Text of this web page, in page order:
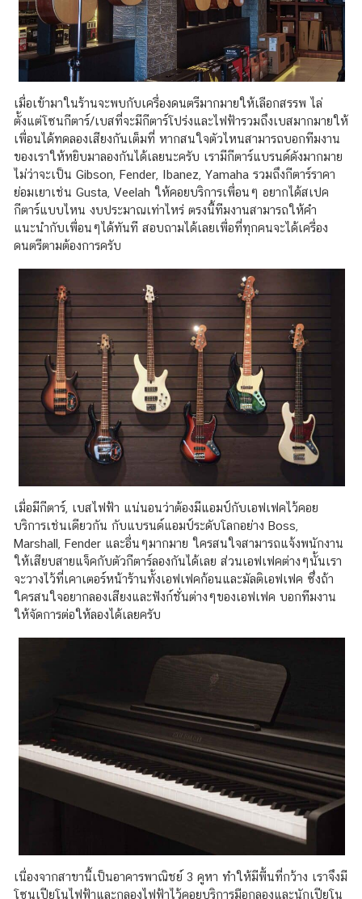
เมื่อเข้ามาในร้านจะพบกับเครื่องดนตรีมากมายให้เลือกสรรพ ไล่
ตั้งแต่โซนกีตาร์/เบสที่จะมีกีตาร์โปร่งและไฟฟ้ารวมถึงเบสมากมายให้
เพื่อนได้ทดลองเสียงกันเต็มที่ หากสนใจตัวไหนสามารถบอกทีมงาน
ของเราให้หยิบมาลองกันได้เลยนะครับ เรามีกีตาร์แบรนด์ดังมากมาย
ไม่ว่าจะเป็น Gibson, Fender, Ibanez, Yamaha รวมถึงกีตาร์ราคา
ย่อมเยาเช่น Gusta, Veelah ให้คอยบริการเพื่อนๆ อยากได้สเปค
กีตาร์แบบไหน งบประมาณเท่าไหร่ ตรงนี้ทีมงานสามารถให้คำ
แนะนำกับเพื่อนๆได้ทันที สอบถามได้เลยเพื่อที่ทุกคนจะได้เครื่อง
ดนตรีตามต้องการครับ
เมื่อมีกีตาร์, เบสไฟฟ้า แน่นอนว่าต้องมีแอมป์กับเอฟเฟคไว้คอย
บริการเช่นเดียวกัน กับแบรนด์แอมป์ระดับโลกอย่าง Boss,
Marshall, Fender และอื่นๆมากมาย ใครสนใจสามารถแจ้งพนักงาน
ให้เสียบสายแจ็คกับตัวกีตาร์ลองกันได้เลย ส่วนเอฟเฟคต่างๆนั้นเรา
จะวางไว้ที่เคาเตอร์หน้าร้านทั้งเอฟเฟคก้อนและมัลติเอฟเฟค ซึ่งถ้า
ใครสนใจอยากลองเสียงและฟังก์ชั่นต่างๆของเอฟเฟค บอกทีมงาน
ให้จัดการต่อให้ลองได้เลยครับ
เนื่องจากสาขานี้เป็นอาคารพาณิชย์ 3 คูหา ทำให้มีพื้นที่กว้าง เราจึงมี
โซนเปียโนไฟฟ้าและกลองไฟฟ้าไว้คอยบริการมือกลองและนักเปียโน